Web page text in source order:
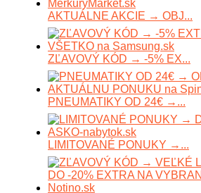
AKTUÁLNE AKCIE → OBJ...
ZĽAVOVÝ KÓD → -5% EX...
PNEUMATIKY OD 24€ →...
LIMITOVANÉ PONUKY →...